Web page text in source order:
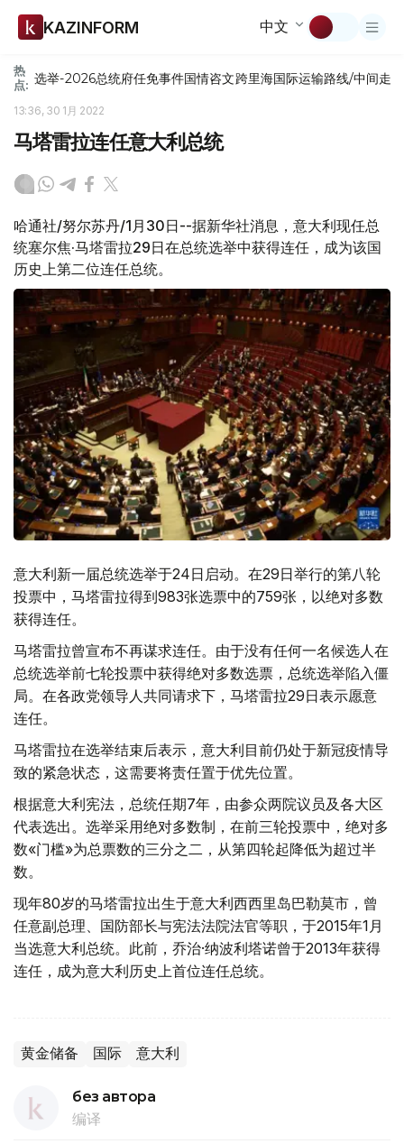
KAZINFORM 中文
热
点: 选举-2026总统府任免事件国情咨文跨里海国际运输路线/中间走廊
13:36, 30 1月 2022
马塔雷拉连任意大利总统
哈通社/努尔苏丹/1月30日--据新华社消息，意大利现任总
统塞尔焦·马塔雷拉29日在总统选举中获得连任，成为该国
历史上第二位连任总统。
意大利新一届总统选举于24日启动。在29日举行的第八轮
投票中，马塔雷拉得到983张选票中的759张，以绝对多数
获得连任。
马塔雷拉曾宣布不再谋求连任。由于没有任何一名候选人在
总统选举前七轮投票中获得绝对多数选票，总统选举陷入僵
局。在各政党领导人共同请求下，马塔雷拉29日表示愿意
连任。
马塔雷拉在选举结束后表示，意大利目前仍处于新冠疫情导
致的紧急状态，这需要将责任置于优先位置。
根据意大利宪法，总统任期7年，由参众两院议员及各大区
代表选出。选举采用绝对多数制，在前三轮投票中，绝对多
数«门槛»为总票数的三分之二，从第四轮起降低为超过半
数。
现年80岁的马塔雷拉出生于意大利西西里岛巴勒莫市，曾
任意副总理、国防部长与宪法法院法官等职，于2015年1月
当选意大利总统。此前，乔治·纳波利塔诺曾于2013年获得
连任，成为意大利历史上首位连任总统。
黄金储备 国际 意大利
без автора
编译